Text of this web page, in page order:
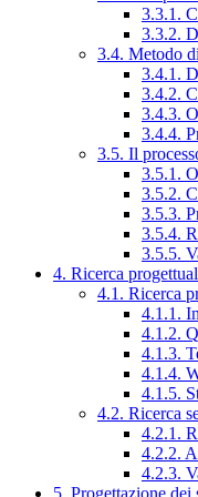
3.3.1.
3.3.2.
3.4. Metodo
3.4.1.
3.4.2.
3.4.3.
3.4.4.
3.5. Il
3.5.1.
3.5.2.
3.5.3.
3.5.4.
3.5.5.
4. Ricerca
4.1. Ricerca
4.1.1.
4.1.2.
4.1.3.
4.1.4.
4.1.5.
4.2. Ricerca
4.2.1.
4.2.2.
4.2.3.
5. Progettazione dei